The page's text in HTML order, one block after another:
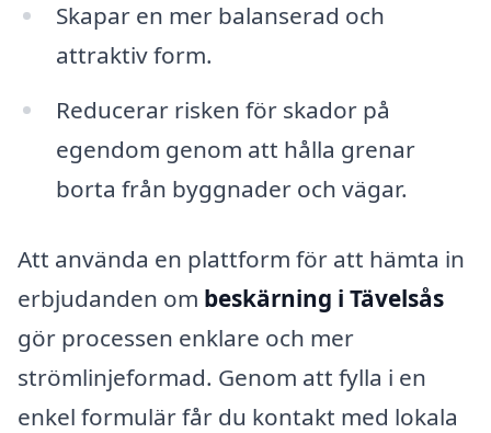
Skapar en mer balanserad och
attraktiv form.
Reducerar risken för skador på
egendom genom att hålla grenar
borta från byggnader och vägar.
Att använda en plattform för att hämta in
erbjudanden om beskärning i Tävelsås
gör processen enklare och mer
strömlinjeformad. Genom att fylla i en
enkel formulär får du kontakt med lokala